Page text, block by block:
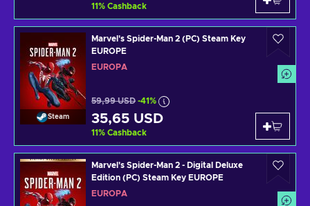
11% Cashback
Steam
Marvel's Spider-Man 2 (PC) Steam Key
EUROPE
EUROPA
59,99 USD -41%
35,65 USD
11% Cashback
Marvel's Spider-Man 2 - Digital Deluxe
Edition (PC) Steam Key EUROPE
EUROPA